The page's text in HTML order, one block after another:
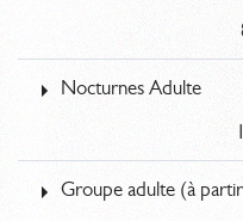
Nocturnes Adulte
Groupe adulte (à